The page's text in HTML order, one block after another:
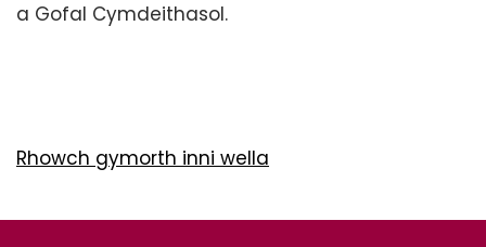
a Gofal Cymdeithasol.
Rhowch gymorth inni wella